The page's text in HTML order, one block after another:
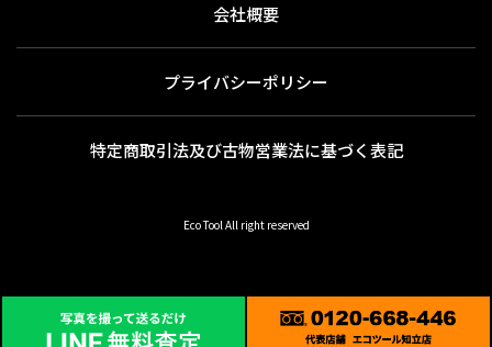
会社概要
プライバシーポリシー
特定商取引法及び古物営業法に基づく表記
Eco Tool All right reserved